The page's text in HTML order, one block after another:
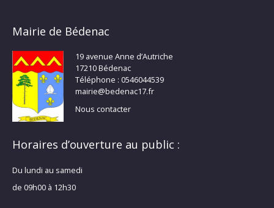
Mairie de Bédenac
19 avenue Anne d’Autriche
17210 Bédenac
Téléphone : 0546044539
mairie@bedenac17.fr
Nous contacter
Horaires d’ouverture au public :
Du lundi au samedi
de 09h00 à 12h30